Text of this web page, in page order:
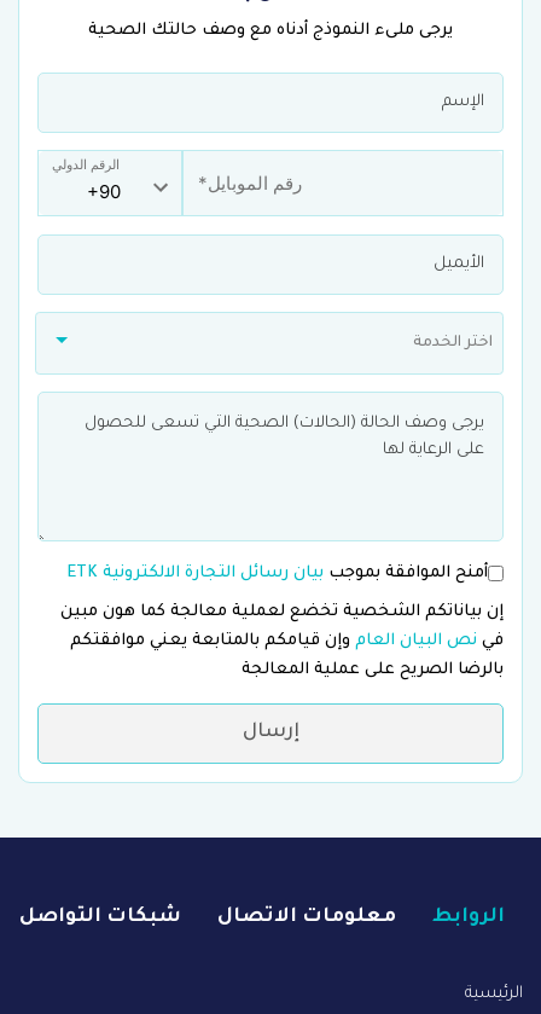
يرجى ملىء النموذج أدناه مع وصف حالتك الصحية
الرقم الدولي
اختر الخدمة
أمنح الموافقة بموجب بيان رسائل التجارة الالكترونية ETK
إن بياناتكم الشخصية تخضع لعملية معالجة كما هون مبين
في نص البيان العام وإن قيامكم بالمتابعة يعني موافقتكم
بالرضا الصريح على عملية المعالجة
إرسال
الروابط معلومات الاتصال شبكات التواصل
الرئيسية